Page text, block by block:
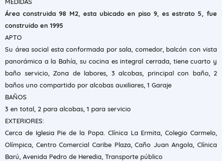
Área construida 98 M2, esta ubicado en piso 9, es estrato 5, fue
construido en 1995
APTO
Su área social esta conformada por sala, comedor, balcón con vista
panorámica a la Bahía, su cocina es integral cerrada, tiene cuarto y
baño servicio, Zona de labores, 3 alcobas, principal con baño, 2
baños uno compartido por alcobas auxiliares, 1 Garaje
BAÑOS
3 en total, 2 para alcobas, 1 para servicio
EXTERIORES:
Cerca de Iglesia Pie de la Popa. Clínica La Ermita, Colegio Carmelo,
Olímpica, Centro Comercial Caribe Plaza, Caño Juan Angola, Clínica
Barú, Avenida Pedro de Heredia, Transporte público